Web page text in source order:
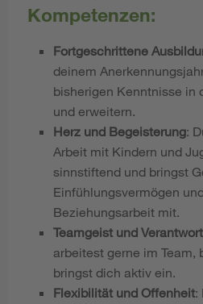
Kompetenzen:
Fortgeschrittene
deinem
bisherigen Kenntnisse in
und erweitern.
Herz und Begeisterung:
Arbeit mit Kindern und
sinnstiftend und bringst
Einfühlungsvermögen
Beziehungsarbeit mit.
Teamgeist und
arbeitest gerne im Team,
bringst dich aktiv ein.
Flexibilität und Offenheit: